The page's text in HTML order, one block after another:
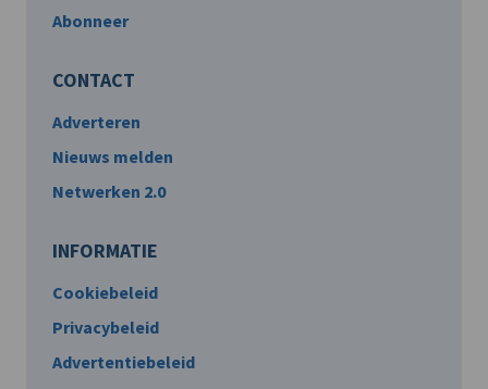
Abonneer
CONTACT
Adverteren
Nieuws melden
Netwerken 2.0
INFORMATIE
Cookiebeleid
Privacybeleid
Advertentiebeleid